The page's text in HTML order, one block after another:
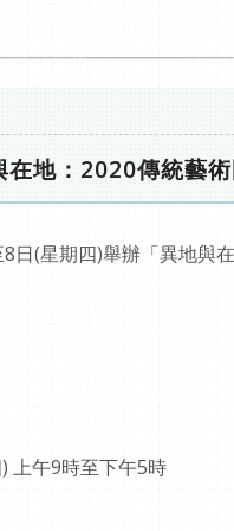
地：2020傳統藝
日(星期四)舉辦「異地與
上午9時至下午5時